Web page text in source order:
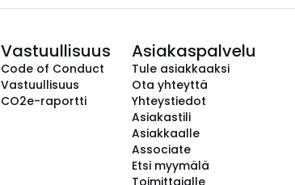
Vastuullisuus
Code of Conduct
Vastuullisuus
CO2e-raportti
Asiakaspalvelu
Tule asiakkaaksi
Ota yhteyttä
Yhteystiedot
Asiakastili
Asiakkaalle
Associate
Etsi myymälä
Toimittajalle